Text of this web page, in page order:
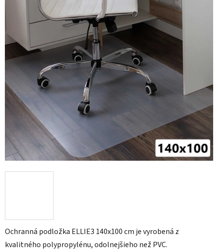
Ochranná podložka ELLIE3 140x100 cm je vyrobená z
kvalitného polypropylénu, odolnejšieho než PVC.
z
hviezdičiek.